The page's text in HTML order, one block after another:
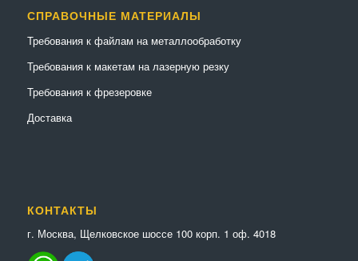
СПРАВОЧНЫЕ МАТЕРИАЛЫ
Требования к файлам на металлообработку
Требования к макетам на лазерную резку
Требования к фрезеровке
Доставка
КОНТАКТЫ
г. Москва, Щелковское шоссе 100 корп. 1 оф. 4018